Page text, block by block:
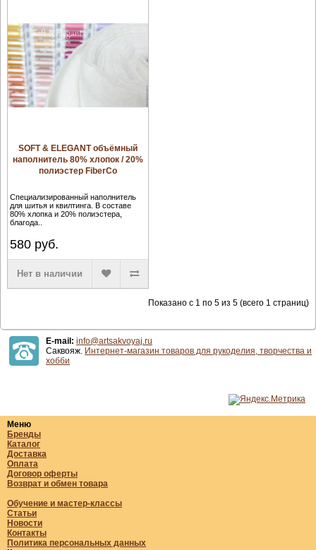
SOFT & ELEGANT объёмный
наполнитель 80% хлопок / 20%
полиэстер FiberCo
Специализированный наполнитель
для шитья и квилтинга. В составе
80% хлопка и 20% полиэстера,
благода..
580руб.
Нет в наличии
Показано с 1 по 5 из 5 (всего 1 страниц)
E-mail: info@artsakvoyaj.ru
Саквояж. Интернет-магазин товаров для рукоделия, творчества и
хобби
Меню
Бренды
Каталог
Доставка
Оплата
Договор оферты
Возврат и обмен товара
Обучение и мастер-классы
Статьи
Новости
Контакты
Политика персональных данных